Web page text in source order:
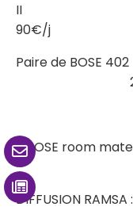
II
90€/j
Paire de BOSE
240
2 BOSE room
DIFFUSION RAMSA :